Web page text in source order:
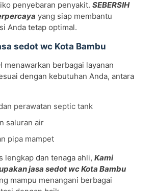
penyebaran penyakit. SEBERSIH
yang siap membantu
Anda tetap optimal.
sedot wc Kota Bambu
menawarkan berbagai layanan
dengan kebutuhan Anda, antara
perawatan septic tank
saluran air
pipa mampet
lengkap dan tenaga ahli, Kami
jasa sedot wc Kota Bambu
mampu menangani berbagai